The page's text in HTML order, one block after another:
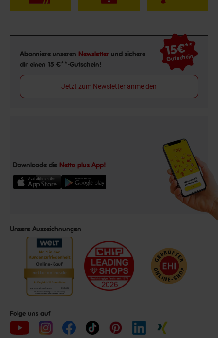
Newsletter Anmeldung
Abonniere unseren Newsletter und sichere
dir einen 15 €**-Gutschein!
15€**
Gutschein
Jetzt zum Newsletter anmelden
Downloade die Netto plus App!
Unsere Auszeichnungen
Folge uns auf